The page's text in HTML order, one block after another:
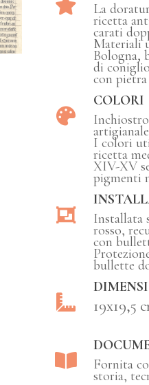
La
ricetta
carati
Materiali
Bologna,
di
con pietra
COLORI
I colori
ricetta
XIV-XV
pigmenti
Installata
rosso,
con
bullette
19x19,5
Fornita
storia,